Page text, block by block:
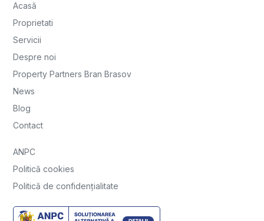
Acasă
Proprietati
Servicii
Despre noi
Property Partners Bran Brasov
News
Blog
Contact
ANPC
Politică cookies
Politică de confidențialitate